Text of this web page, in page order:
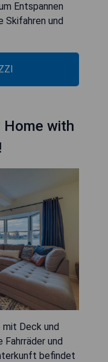
Entspannen
Skifahren und
with
Deck und
und
befindet